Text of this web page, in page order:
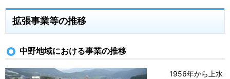
拡張事業等の推移
中野地域における事業の推移
1956年から上水